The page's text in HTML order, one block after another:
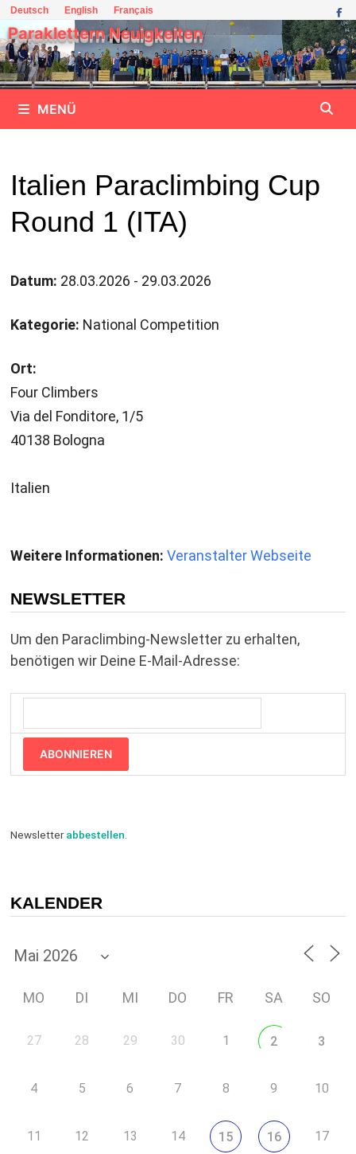
Zum
Inhalt
springen
Deutsch English Français
Paraklettern Neuigkeiten
MENÜ
Italien Paraclimbing Cup
Round 1 (ITA)
Datum: 28.03.2026 - 29.03.2026
Kategorie: National Competition
Ort:
Four Climbers
Via del Fonditore, 1/5
40138 Bologna
Italien
Weitere Informationen: Veranstalter Webseite
NEWSLETTER
Um den Paraclimbing-Newsletter zu erhalten,
benötigen wir Deine E-Mail-Adresse:
ABONNIEREN
Newsletterabbestellen.
KALENDER
MO DI MI DO FR SA SO
27 28 29 30 1 2 3
4 5 6 7 8 9 10
11 12 13 14 15 16 17